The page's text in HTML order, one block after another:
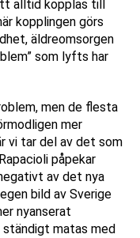
alltid kopplas till
kopplingen görs
äldreomsorgen
som lyfts har
men de flesta
mer
vi tar del av det som
påpekar
av det nya
bild av Sverige
nyanserat
ständigt matas med